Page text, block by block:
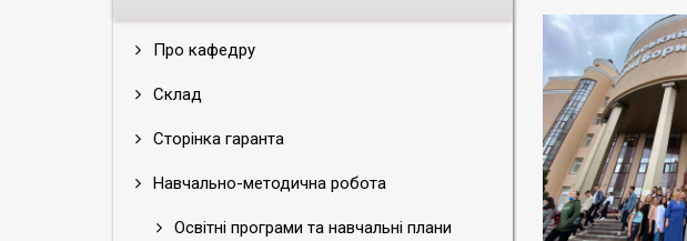
Про кафедру
Склад
Сторінка гаранта
Навчально-методична робота
Освітні програми та навчальні плани